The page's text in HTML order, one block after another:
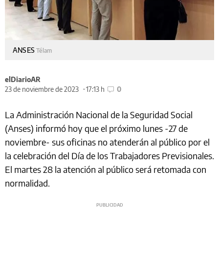
ANSESTélam
elDiarioAR
23 de noviembre de 2023
17:13 h 0
La Administración Nacional de la Seguridad Social
(Anses) informó hoy que el próximo lunes -27 de
noviembre- sus oficinas no atenderán al público por el
la celebración del Día de los Trabajadores Previsionales.
El martes 28 la atención al público será retomada con
normalidad.